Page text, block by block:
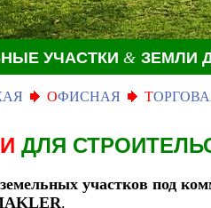
УЧАСТКИ & ЗЕМЛИ
ОФИСНАЯ Т
ДЛЯ
участков под
.